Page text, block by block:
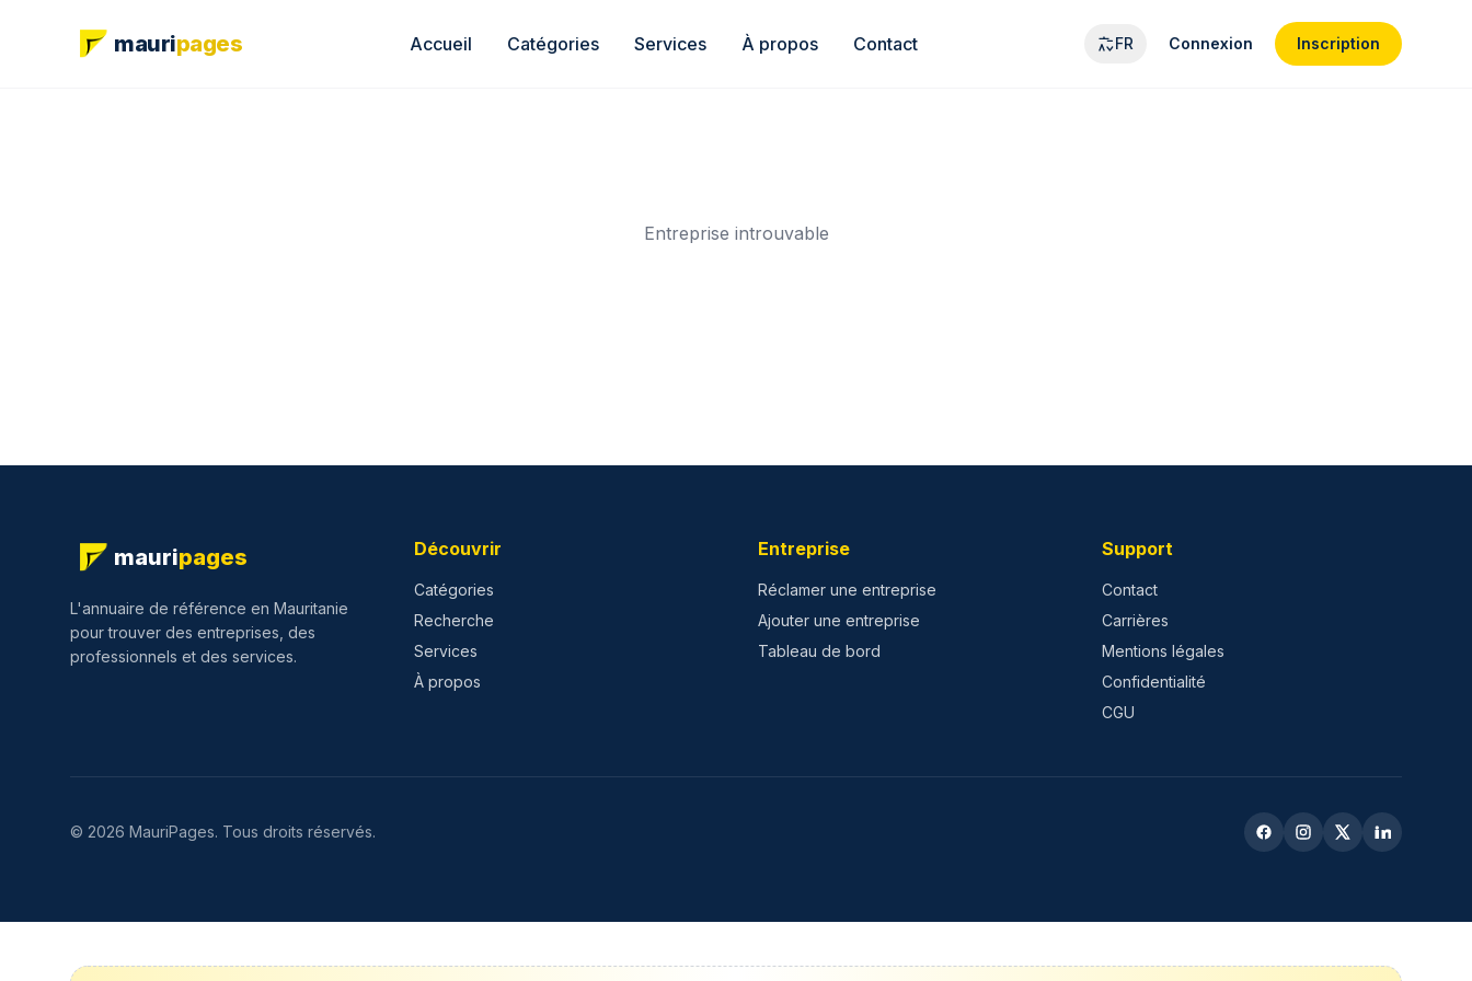
mauripages Accueil Catégories Services À propos Contact FR Connexion Inscription
Entreprise introuvable
mauripages
L'annuaire de référence en Mauritanie
pour trouver des entreprises, des
professionnels et des services.
Découvrir
Catégories
Recherche
Services
À propos
Entreprise
Réclamer une entreprise
Ajouter une entreprise
Tableau de bord
Support
Contact
Carrières
Mentions légales
Confidentialité
CGU
© 2026 MauriPages. Tous droits réservés.